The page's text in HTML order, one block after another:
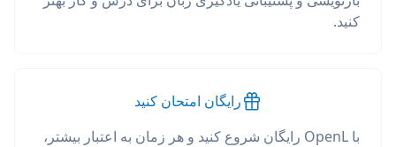
کنید.
رایگان امتحان کنید
با OpenL رایگان شروع کنید و هر زمان به اعتبار بیشتر،